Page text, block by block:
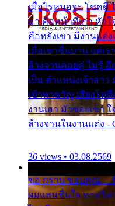
เมื่อไรหนอจะ โชคดี
มา คือหน้าที่เก่า หัว
คือหยังเขา มีงานแต่
เมื่อเขาชื่นบาน แต่เ
ล้างจานคอยคู่ ไม่รู้ อี
เป็น ตำแหน่งเจ้าสา
เข้าพาขวัญ เสียงโห่
งานเฮา มัวซอยเขา
ล้างจานในงานแต่ง -
36 views • 03.08.2569
ขอ กราบ ขอบคุณ....
ผมแสนชื่นใจ หายวังเ